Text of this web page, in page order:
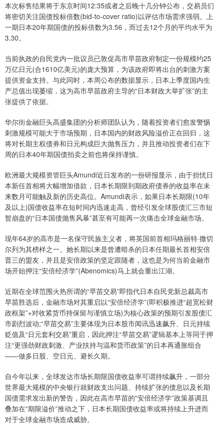
本次标售结果将于东京时间12:35或者之后晚十几分钟公布，交易员们
将密切关注国债投标倍数(bid-to-cover ratio)以评估市场需求强弱。上
一期日本20年期国债的投标倍数为3.56，而过去12个月的平均水平为
3.30。
当前执政的自民党内一批议员已敦促高市早苗政府制定一份规模约25
万亿日元(合1610亿美元)的庞大预算，为该政府即将出台的刺激方案
提供资金支持。与此同时，本周公布的数据显示，日本上季度国内生
产总值出现萎缩，这为高市早苗政府主导的“日本财政大举扩张”的主
张提供了依据。
华尔街金融巨头高盛集团的分析师团队认为，随着投资者们愈发警惕
刺激规模可能大于市场预期，日本国内的财政风险溢价正在回归，这
将对长期主权债券和日元构成巨大抛售压力，并且推动投资者们在下
周的日本40年期国债拍卖之前也将保持谨慎。
欧洲最大规模资管巨头Amundi近日发布的一份研报显示，由于担忧日
本新任首相将大幅增加借款，日本长期限到期政府债券的收益率在未
来数月可能触及新的历史高位。Amundi表示，如果日本长期限(10年
及以上)国债收益率在短时间内迅速走高，曾经引发全球股债汇三市短
暂崩盘的“日本国债抛售风暴”甚至有可能再一次痛击全球金融市场。
现年64岁的高市是一名保守民族主义者，将英国前首相玛格丽特·撒切
尔列为其榜样之一。她长期以来是曾遭暗杀的日本任期最长首相安倍
晋三的盟友，并且是安倍政策的坚定跟随者，这也是为何当前金融市
场开始押注“安倍经济学”(Abenomics)马上就会重出江湖。
‌近期在全球范围火热所谓的“早苗交易”‌即指代日本自民党新总裁高市
早苗胜选后，金融市场对其重启以“安倍经济学”(即积极推进“超宽松财
政框架”+对收紧货币持保留与谨慎立场)为核心政策的预期引发股债汇
市剧烈波动;“早苗交易”‌主要体现为日本股市闻讯迅速飙升、日元持续
贬值及“日元套利交易”重启，因此押注“早苗交易”逻辑基本上等同于押
注“更强劲财政刺激、产业扶持与温和货币政策”的日本再通胀组合
——做多日股、空日元、避长久期。
自今年以来，全球发达市场长期限国债收益率可谓持续飙升，一部分
世界最大规模的中央银行就财政支出问题、持续扩张的债息以及长期
国债需求发出新的警告，因此在高市早苗的“安倍经济学”政策基调且
叠加在“期限溢价”推动之下，日本长期国债收益率或将持续上升进而
对于全球金融市场造成威胁。